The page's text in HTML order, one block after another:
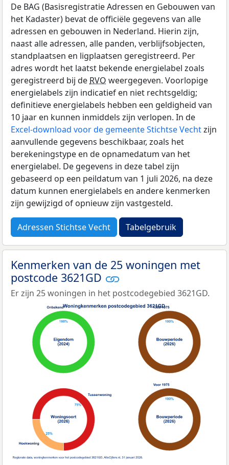
De BAG (Basisregistratie Adressen en Gebouwen van
het Kadaster) bevat de officiële gegevens van alle
adressen en gebouwen in Nederland. Hierin zijn,
naast alle adressen, alle panden, verblijfsobjecten,
standplaatsen en ligplaatsen geregistreerd. Per
adres wordt het laatst bekende energielabel zoals
geregistreerd bij de RVO weergegeven. Voorlopige
energielabels zijn indicatief en niet rechtsgeldig;
definitieve energielabels hebben een geldigheid van
10 jaar en kunnen inmiddels zijn verlopen. In de
Excel-download voor de gemeente Stichtse Vechtzijn
aanvullende gegevens beschikbaar, zoals het
berekeningstype en de opnamedatum van het
energielabel. De gegevens in deze tabel zijn
gebaseerd op een peildatum van 1 juli 2026, na deze
datum kunnen energielabels en andere kenmerken
zijn gewijzigd of opnieuw zijn vastgesteld.
Adressen Stichtse Vecht Tabelgebruik
Kenmerken van de 25 woningen met
postcode 3621GD
Er zijn 25 woningen in het postcodegebied 3621GD.